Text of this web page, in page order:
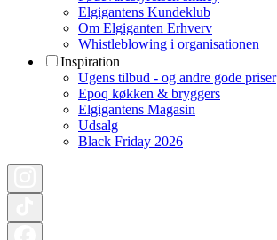
Elgigantens Kundeklub
Om Elgiganten Erhverv
Whistleblowing i organisationen
Inspiration
Ugens tilbud - og andre gode priser
Epoq køkken & bryggers
Elgigantens Magasin
Udsalg
Black Friday 2026